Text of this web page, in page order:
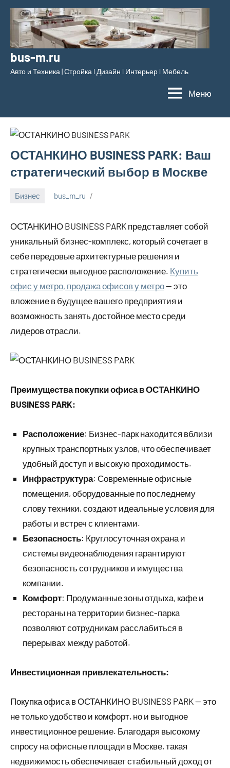
Перейти
содержимому
bus-m.ru
Авто и Техника | Стройка l Дизайн l Интерьер l Мебель
Меню
ОСТАНКИНО BUSINESS PARK: Ваш
стратегический выбор в Москве
Бизнес
2024
bus_m_ru
ОСТАНКИНО BUSINESS PARK представляет собой
уникальный бизнес-комплекс, который сочетает в
себе передовые архитектурные решения и
стратегически выгодное расположение. Купить
офис у метро, продажа офисов у метро— это
вложение в будущее вашего предприятия и
возможность занять достойное место среди
лидеров отрасли.
Преимущества покупки офиса в ОСТАНКИНО
BUSINESS PARK:
Расположение: Бизнес-парк находится вблизи
крупных транспортных узлов, что обеспечивает
удобный доступ и высокую проходимость.
Инфраструктура: Современные офисные
помещения, оборудованные по последнему
слову техники, создают идеальные условия для
работы и встреч с клиентами.
Безопасность: Круглосуточная охрана и
системы видеонаблюдения гарантируют
безопасность сотрудников и имущества
компании.
Комфорт: Продуманные зоны отдыха, кафе и
рестораны на территории бизнес-парка
позволяют сотрудникам расслабиться в
перерывах между работой.
Инвестиционная привлекательность:
Покупка офиса в ОСТАНКИНО BUSINESS PARK — это
не только удобство и комфорт, но и выгодное
инвестиционное решение. Благодаря высокому
спросу на офисные площади в Москве, такая
недвижимость обеспечивает стабильный доход от